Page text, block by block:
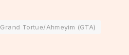
Grand Tortue/Ahmeyim (GTA)